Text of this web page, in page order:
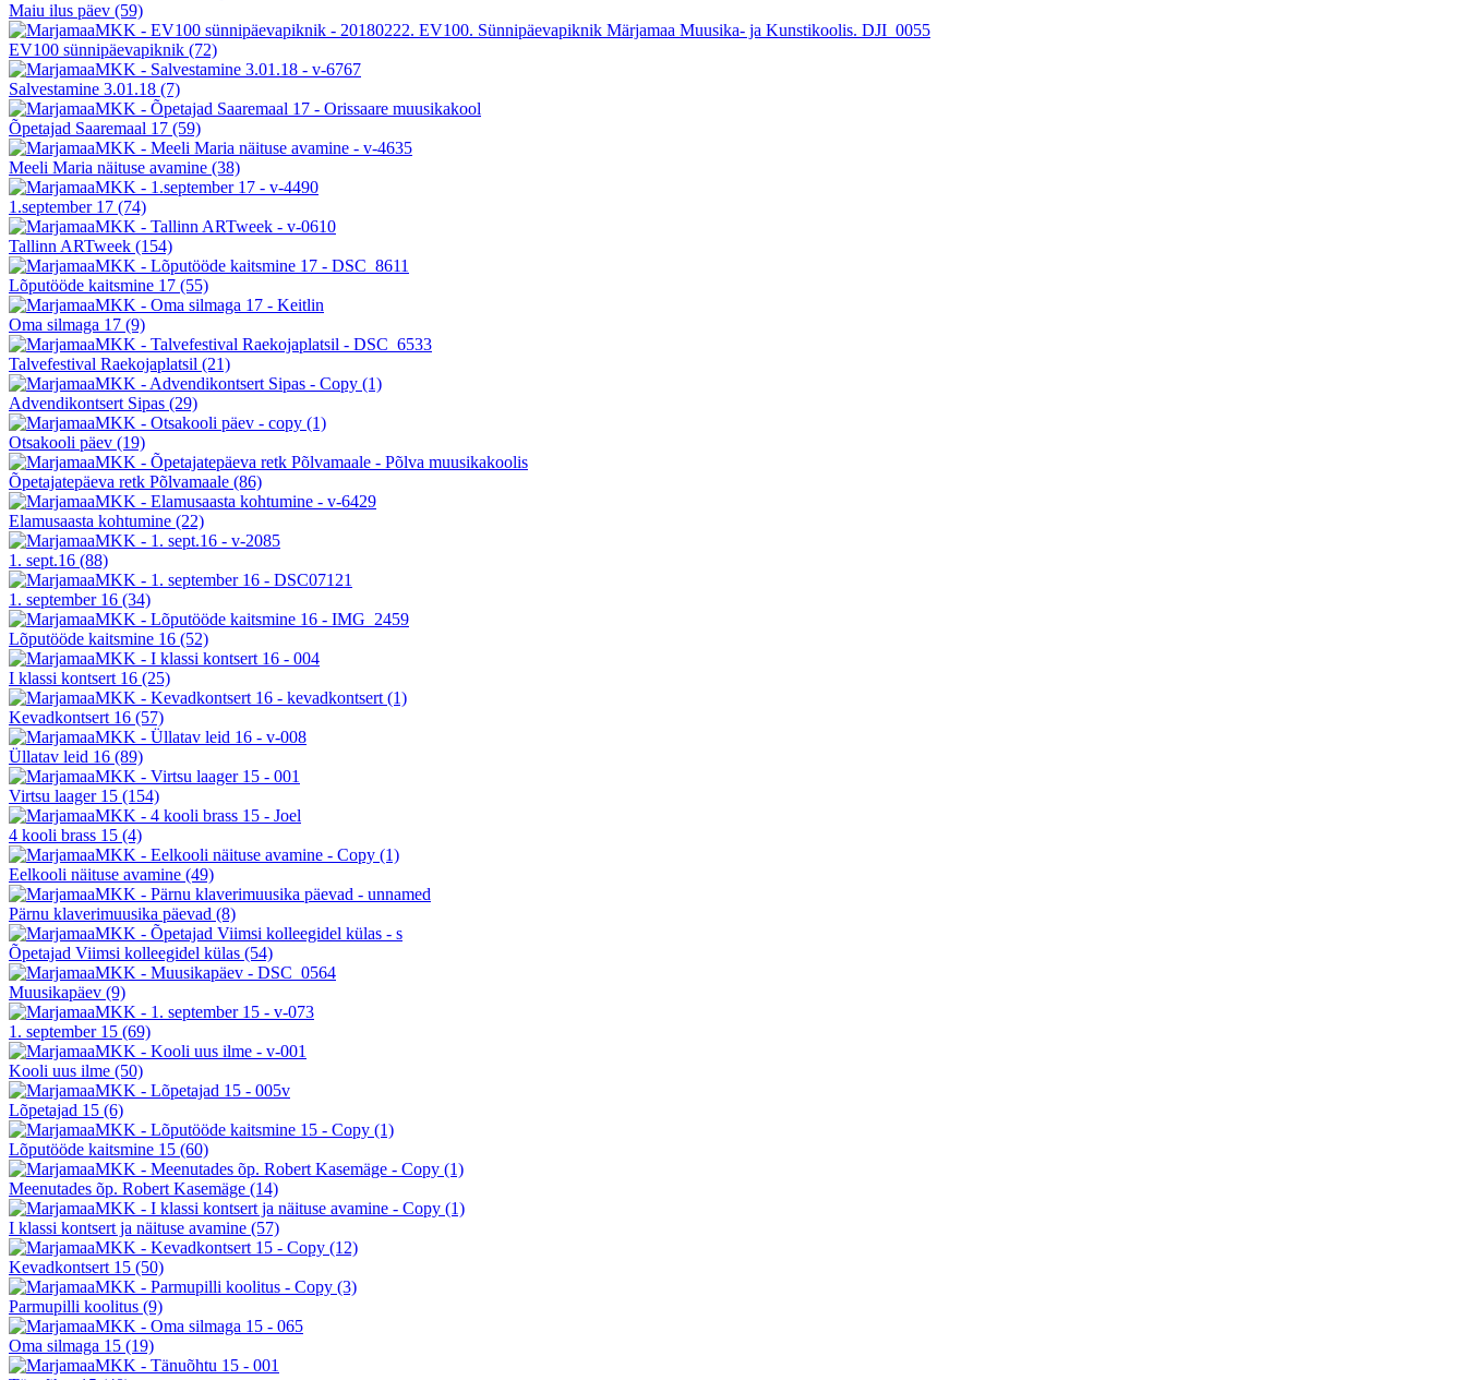
Maiu ilus päev (59)
EV100 sünnipäevapiknik (72)
Salvestamine 3.01.18 (7)
Õpetajad Saaremaal 17 (59)
Meeli Maria näituse avamine (38)
1.september 17 (74)
Tallinn ARTweek (154)
Lõputööde kaitsmine 17 (55)
Oma silmaga 17 (9)
Talvefestival Raekojaplatsil (21)
Advendikontsert Sipas (29)
Otsakooli päev (19)
Õpetajatepäeva retk Põlvamaale (86)
Elamusaasta kohtumine (22)
1. sept.16 (88)
1. september 16 (34)
Lõputööde kaitsmine 16 (52)
I klassi kontsert 16 (25)
Kevadkontsert 16 (57)
Üllatav leid 16 (89)
Virtsu laager 15 (154)
4 kooli brass 15 (4)
Eelkooli näituse avamine (49)
Pärnu klaverimuusika päevad (8)
Õpetajad Viimsi kolleegidel külas (54)
Muusikapäev (9)
1. september 15 (69)
Kooli uus ilme (50)
Lõpetajad 15 (6)
Lõputööde kaitsmine 15 (60)
Meenutades õp. Robert Kasemäge (14)
I klassi kontsert ja näituse avamine (57)
Kevadkontsert 15 (50)
Parmupilli koolitus (9)
Oma silmaga 15 (19)